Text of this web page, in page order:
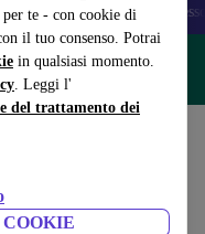
te - con cookie di
il tuo consenso. Potrai
in qualsiasi momento.
. Leggi l'
del trattamento dei
Tablet Smartwatch
iPad– Codice:
289,00 €